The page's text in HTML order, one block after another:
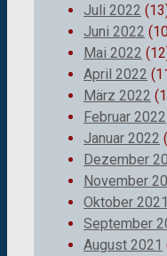
Juli 2022
Juni 2022
Mai 2022
April 2022
März 2022
Februar 2022
Januar 2022
Dezember
November
Oktober 2021
September
August 2021